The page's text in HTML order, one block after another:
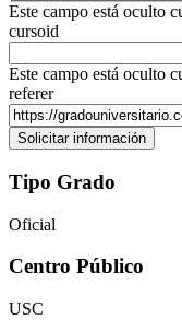
Este campo está oculto
cursoid
Este campo está oculto
referer
Tipo Grado
Oficial
Centro Público
USC